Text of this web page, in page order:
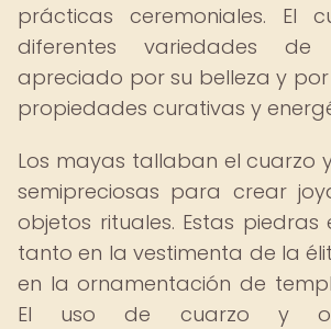
prácticas ceremoniales. El
diferentes variedades de
apreciado por su belleza y por
propiedades curativas y
Los mayas tallaban el cuarzo
semipreciosas para crear
objetos rituales. Estas piedras
tanto en la vestimenta de la
en la ornamentación de
El uso de cuarzo y